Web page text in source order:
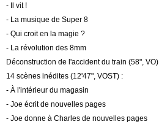
- Il vit !
- La musique de Super 8
- Qui croit en la magie ?
- La révolution des 8mm
Déconstruction de l'accident du train (58", VO)
14 scènes inédites (12'47", VOST) :
- À l'intérieur du magasin
- Joe écrit de nouvelles pages
- Joe donne à Charles de nouvelles pages